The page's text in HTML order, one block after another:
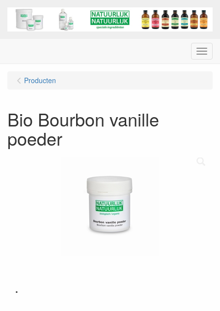
Menu
Producten
Bio Bourbon vanille
poeder
.